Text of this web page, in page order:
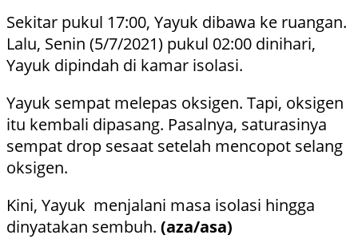
Sekitar pukul 17:00, Yayuk dibawa ke ruangan.
Lalu, Senin (5/7/2021) pukul 02:00 dinihari,
Yayuk dipindah di kamar isolasi.
Yayuk sempat melepas oksigen. Tapi, oksigen
itu kembali dipasang. Pasalnya, saturasinya
sempat drop sesaat setelah mencopot selang
oksigen.
Kini, Yayuk menjalani masa isolasi hingga
dinyatakan sembuh. (aza/asa)